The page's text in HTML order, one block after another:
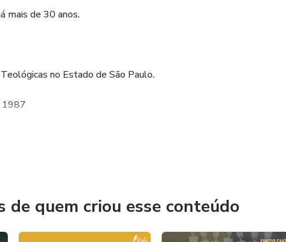
mais de 30 anos.
no Estado de São Paulo.
1987
quem criou esse conteúdo